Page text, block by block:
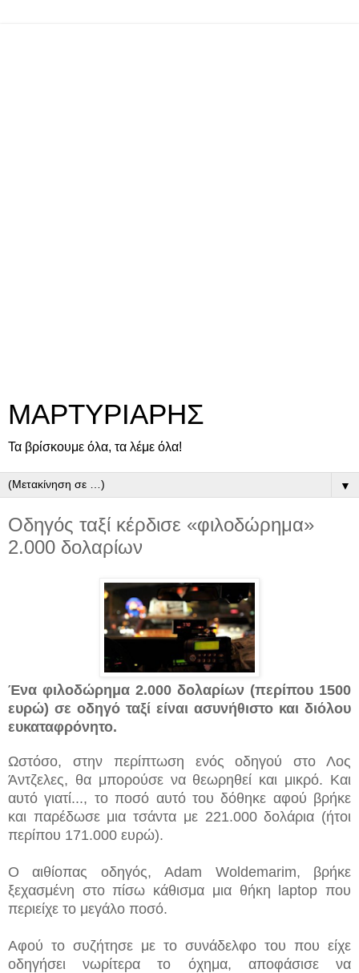
ΜΑΡΤΥΡΙΑΡΗΣ
Τα βρίσκουμε όλα, τα λέμε όλα!
▼
Οδηγός ταξί κέρδισε «φιλοδώρημα»
2.000 δολαρίων
Ένα φιλοδώρημα 2.000 δολαρίων (περίπου 1500
ευρώ) σε οδηγό ταξί είναι ασυνήθιστο και διόλου
ευκαταφρόνητο.
Ωστόσο, στην περίπτωση ενός οδηγού στο Λος
Άντζελες, θα μπορούσε να θεωρηθεί και μικρό. Και
αυτό γιατί..., το ποσό αυτό του δόθηκε αφού βρήκε
και παρέδωσε μια τσάντα με 221.000 δολάρια (ήτοι
περίπου 171.000 ευρώ).
Ο αιθίοπας οδηγός, Adam Woldemarim, βρήκε
ξεχασμένη στο πίσω κάθισμα μια θήκη laptop που
περιείχε το μεγάλο ποσό.
Αφού το συζήτησε με το συνάδελφο του που είχε
οδηγήσει νωρίτερα το όχημα, αποφάσισε να